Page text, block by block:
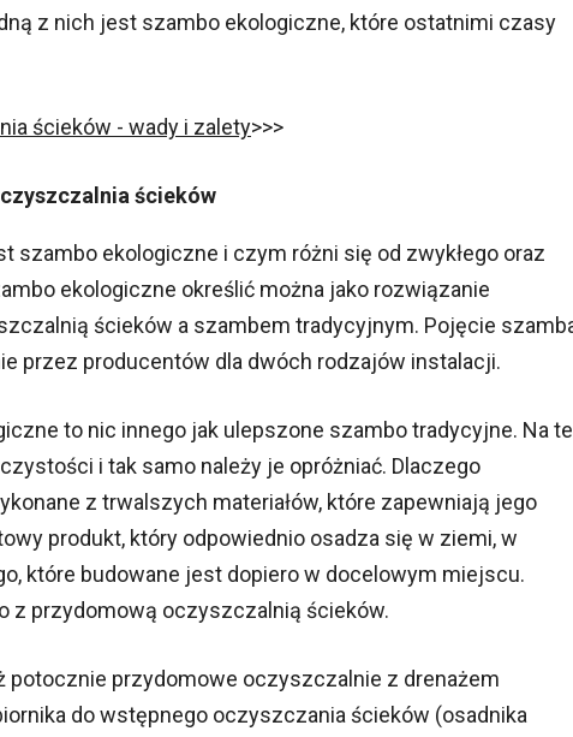
z nich jest szambo ekologiczne, które ostatnimi czasy
ścieków - wady i zalety>>>
ścieków
szambo ekologiczne i czym różni się od zwykłego oraz
ekologiczne określić można jako rozwiązanie
ścieków a szambem tradycyjnym. Pojęcie
przez producentów dla dwóch rodzajów instalacji.
to nic innego jak ulepszone szambo tradycyjne. Na
i tak samo należy je opróżniać. Dlaczego
z trwalszych materiałów, które zapewniają jego
produkt, który odpowiednio osadza się w ziemi, w
które budowane jest dopiero w docelowym miejscu.
z przydomową oczyszczalnią ścieków.
potocznie przydomowe oczyszczalnie z drenażem
do wstępnego oczyszczania ścieków (osadnika